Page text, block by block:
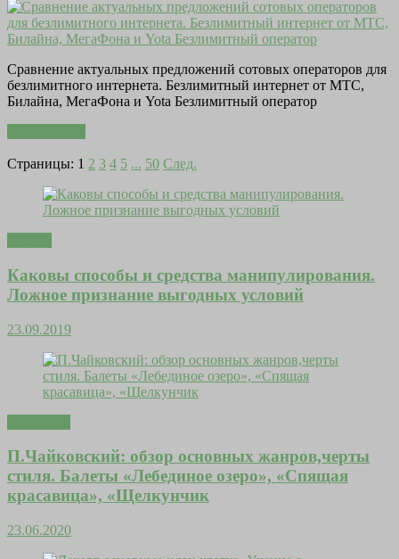
Сравнение актуальных предложений сотовых операторов для
безлимитного интернета. Безлимитный интернет от МТС,
Билайна, МегаФона и Yota Безлимитный оператор
Страницы: 1 2 3 4 5 ... 50 След.
Каковы способы и средства манипулирования.
Ложное признание выгодных условий
23.09.2019
П.Чайковский: обзор основных жанров,черты
стиля. Балеты «Лебединое озеро», «Спящая
красавица», «Щелкунчик
23.06.2020